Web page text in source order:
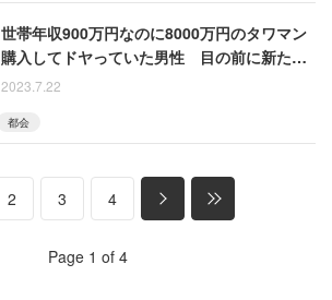
世帯年収900万円なのに8000万円のタワマン
購入してドヤっていた男性 目の前に新たな
タワマンが建設されて絶望
2023.7.22
都会
2 3 4
Page 1 of 4